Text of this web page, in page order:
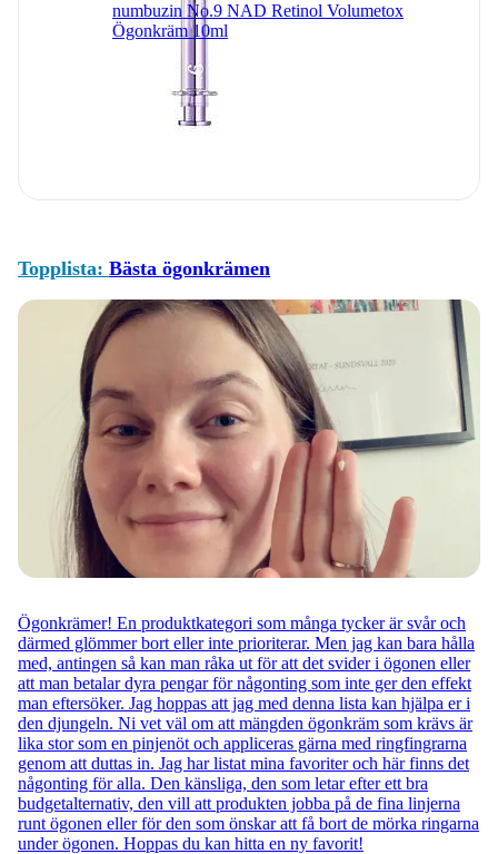
numbuzin No.9 NAD Retinol Volumetox
Ögonkräm 10ml
Topplista: Bästa ögonkrämen
Ögonkrämer! En produktkategori som många tycker är svår och
därmed glömmer bort eller inte prioriterar. Men jag kan bara hålla
med, antingen så kan man råka ut för att det svider i ögonen eller
att man betalar dyra pengar för någonting som inte ger den effekt
man eftersöker. Jag hoppas att jag med denna lista kan hjälpa er i
den djungeln. Ni vet väl om att mängden ögonkräm som krävs är
lika stor som en pinjenöt och appliceras gärna med ringfingrarna
genom att duttas in. Jag har listat mina favoriter och här finns det
någonting för alla. Den känsliga, den som letar efter ett bra
budgetalternativ, den vill att produkten jobba på de fina linjerna
runt ögonen eller för den som önskar att få bort de mörka ringarna
under ögonen. Hoppas du kan hitta en ny favorit!